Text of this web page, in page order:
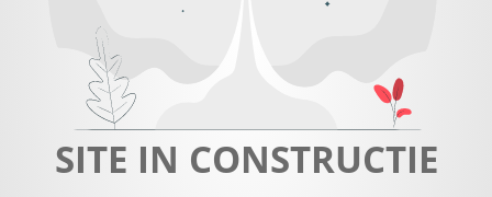
SITE IN CONSTRUCTIE